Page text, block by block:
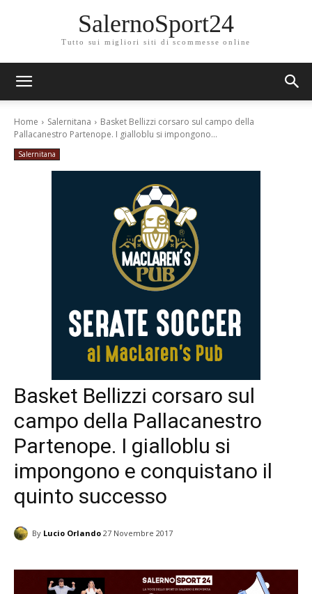
SalernoSport24
Tutto sui migliori siti di scommesse online
Home Salernitana
Basket Bellizzi corsaro sul campo della
Pallacanestro Partenope. I gialloblu si impongono...
Salernitana
Basket Bellizzi corsaro sul
campo della Pallacanestro
Partenope. I gialloblu si
impongono e conquistano il
quinto successo
By Lucio Orlando 27 Novembre 2017